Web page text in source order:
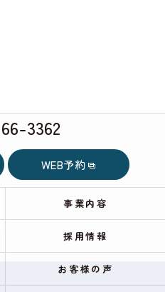
3362
WEB予約
事業内容
採用情報
お客様の声